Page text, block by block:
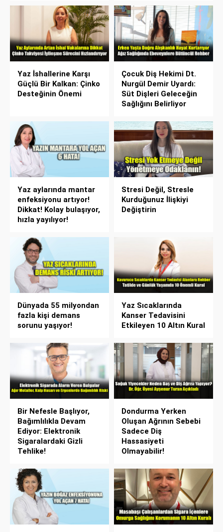
Yaz İshallerine Karşı
Güçlü Bir Kalkan: Çinko
Desteğinin Önemi
Çocuk Diş Hekimi Dt.
Nurgül Demir Uyardı:
Süt Dişleri Geleceğin
Sağlığını Belirliyor
Yaz aylarında mantar
enfeksiyonu artıyor!
Dikkat! Kolay bulaşıyor,
hızla yayılıyor!
Stresi Değil, Stresle
Kurduğunuz İlişkiyi
Değiştirin
Dünyada 55 milyondan
fazla kişi demans
sorunu yaşıyor!
Yaz Sıcaklarında
Kanser Tedavisini
Etkileyen 10 Altın Kural
Bir Nefesle Başlıyor,
Bağımlılıkla Devam
Ediyor: Elektronik
Sigaralardaki Gizli
Tehlike!
Dondurma Yerken
Oluşan Ağrının Sebebi
Sadece Diş
Hassasiyeti
Olmayabilir!